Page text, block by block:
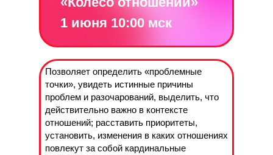
1 июня 10:00 мск
Позволяет определить «проблемные
точки», увидеть истинные причины
проблем и разочарований, выделить, что
действительно важно в контексте
отношений; расставить приоритеты,
установить, изменения в каких отношениях
повлекут за собой кардинальные